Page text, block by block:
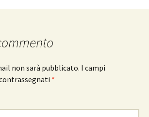
non sarà pubblicato. I campi
*